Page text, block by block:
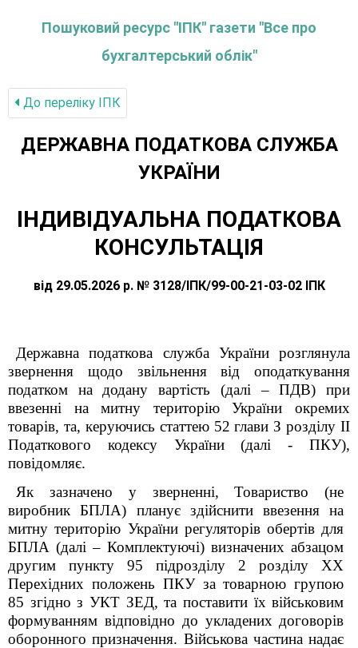
Пошуковий ресурс "ІПК" газети "Все про
бухгалтерський облік"
До переліку IПК
ДЕРЖАВНА ПОДАТКОВА СЛУЖБА
УКРАЇНИ
ІНДИВІДУАЛЬНА ПОДАТКОВА
КОНСУЛЬТАЦІЯ
від 29.05.2026 р. № 3128/ІПК/99-00-21-03-02 ІПК
Державна податкова служба України розглянула
звернення щодо звільнення від оподаткування
податком на додану вартість (далі – ПДВ) при
ввезенні на митну територію України окремих
товарів, та, керуючись статтею 52 глави З розділу II
Податкового кодексу України (далі - ПКУ),
повідомляє.
Як зазначено у зверненні, Товариство (не
виробник БПЛА) планує здійснити ввезення на
митну територію України регуляторів обертів для
БПЛА (далі – Комплектуючі) визначених абзацом
другимпункту 95 підрозділу 2 розділу ХХ
Перехідних положень ПКУза товарною групою
85 згідно з УКТ ЗЕД, та поставити їх військовим
формуванням відповідно до укладених договорів
оборонного призначення. Військова частина надає